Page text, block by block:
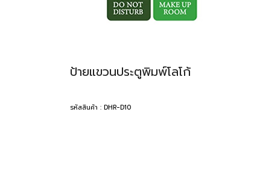
ป้ายแขวนประตูพิมพ์โลโก้
รหัสสินค้า : DHR-D10